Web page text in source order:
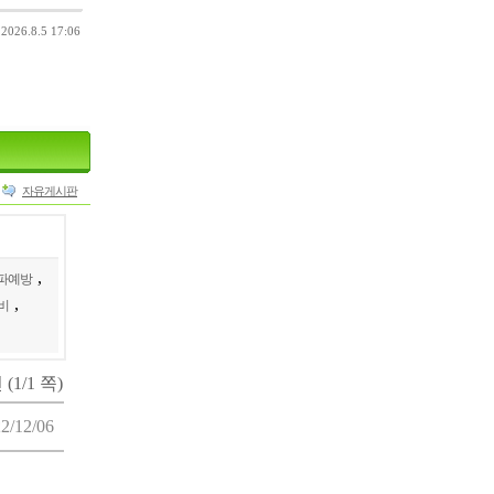
17:06
자유게시판
예방 ,
,
(1/1 쪽)
12/06